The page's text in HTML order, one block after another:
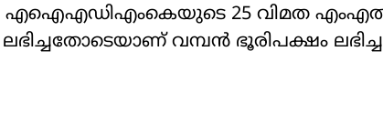
എഐഎഡിഎംകെയുടെ 25 വിമത
വമ്പൻ ഭൂരിപക്ഷം